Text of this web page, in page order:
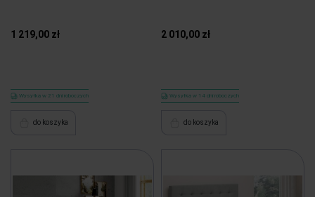
1 219,00 zł
Wysyłka w 21 dni roboczych
do koszyka
2 010,00 zł
Wysyłka w 14 dni roboczych
do koszyka